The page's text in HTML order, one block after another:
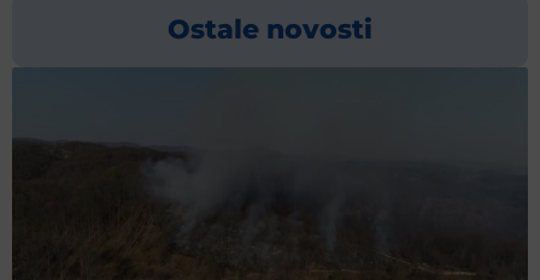
Ostale novosti